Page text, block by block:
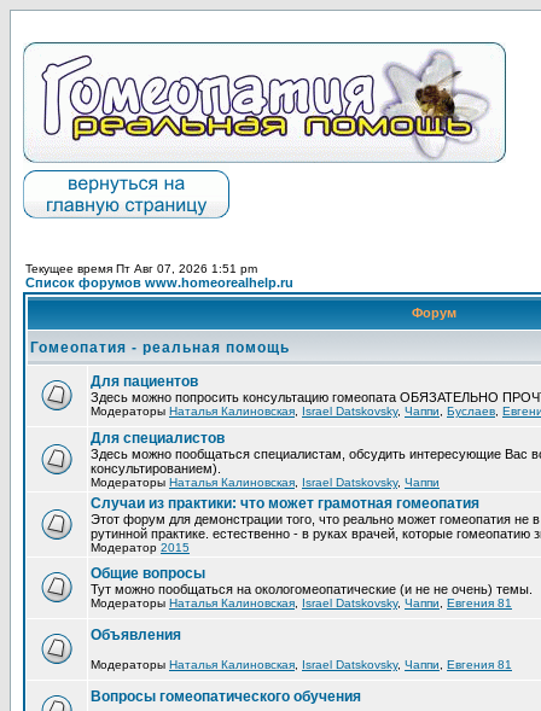
Текущее время Пт Авг 07, 2026 1:51 pm
Список форумов www.homeorealhelp.ru
Форум
Гомеопатия - реальная помощь
Для пациентов
Здесь можно попросить консультацию гомеопата ОБЯЗАТЕЛЬНО
Модераторы Наталья Калиновская Israel Datskovsky, Чаппи Буслаев
Для специалистов
Здесь можно пообщаться специалистам, обсудить интересующие Вас
консультированием).
Модераторы Наталья Калиновская Israel Datskovsky, Чаппи
Случаи из практики: что может грамотная гомеопатия
Этот форум для демонстрации того, что реально может гомеопатия не
рутинной практике. естественно - в руках врачей, которые гомеопатию
Модератор 2015
Общие вопросы
Тут можно пообщаться на окологомеопатические (и не не очень) темы.
Модераторы Наталья Калиновская Israel Datskovsky, Чаппи Евгения 81
Объявления
Модераторы Наталья Калиновская Israel Datskovsky, Чаппи Евгения 81
Вопросы гомеопатического обучения